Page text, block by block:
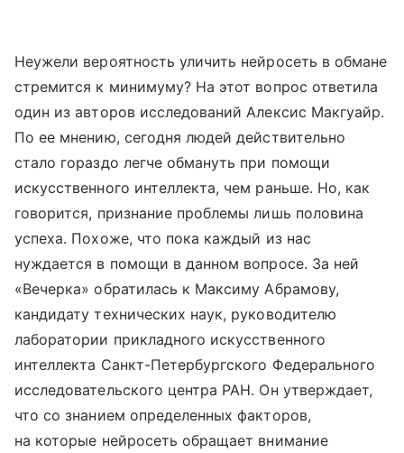
Неужели вероятность уличить нейросеть в обмане
стремится к минимуму? На этот вопрос ответила
один из авторов исследований Алексис Макгуайр.
По ее мнению, сегодня людей действительно
стало гораздо легче обмануть при помощи
искусственного интеллекта, чем раньше. Но, как
говорится, признание проблемы лишь половина
успеха. Похоже, что пока каждый из нас
нуждается в помощи в данном вопросе. За ней
«Вечерка» обратилась к Максиму Абрамову,
кандидату технических наук, руководителю
лаборатории прикладного искусственного
интеллекта Санкт-Петербургского Федерального
исследовательского центра РАН. Он утверждает,
что со знанием определенных факторов,
на которые нейросеть обращает внимание